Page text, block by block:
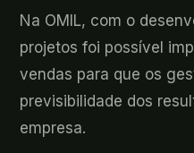
Na OMIL, com o
projetos foi possível
vendas para que os
previsibilidade dos
empresa.